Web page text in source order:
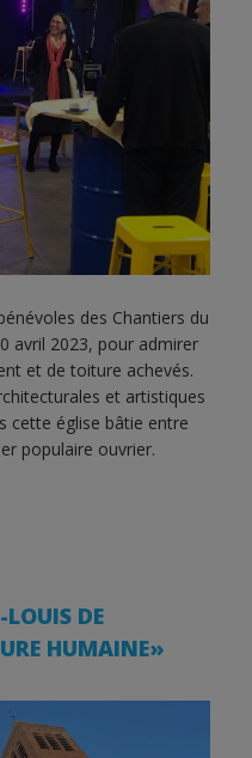
des Chantiers du
avril 2023, pour admirer
et de toiture achevés.
et artistiques
cette église bâtie entre
populaire ouvrier.
DE
HUMAINE»